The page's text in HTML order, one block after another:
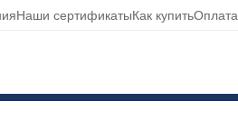
Наши сертификатыКак купитьОплата